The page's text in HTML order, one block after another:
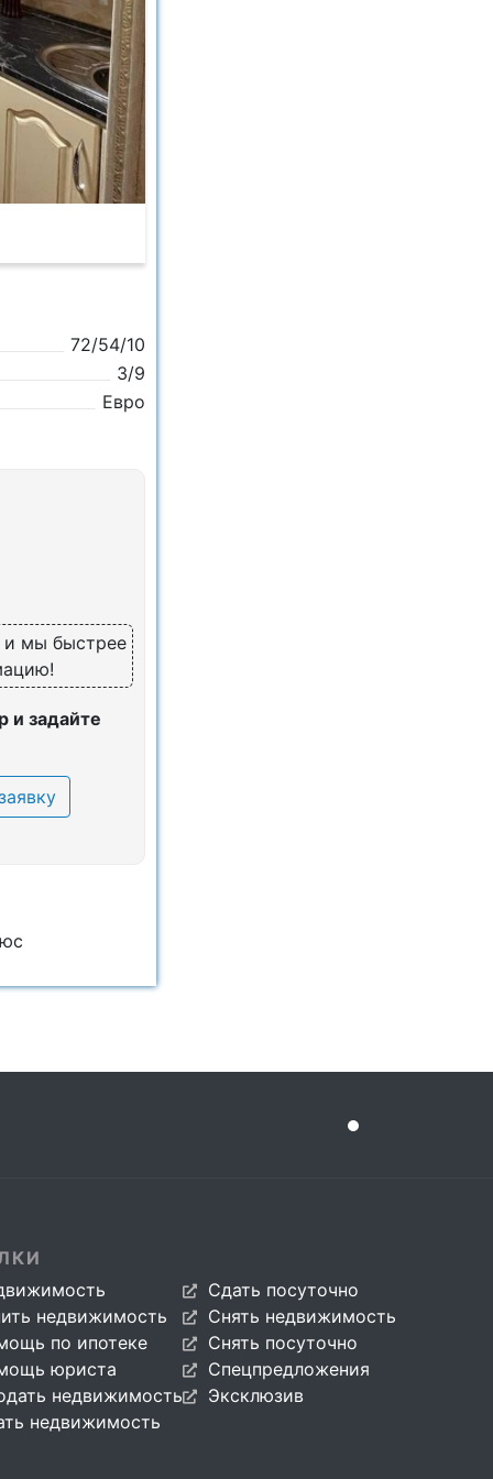
72/54/10
3/9
Евро
и мы быстрее
и задайте
недвижимость
по ипотеке
юриста
недвижимость
недвижимость
Сдать посуточно
Снять недвижимость
Снять посуточно
Спецпредложения
Эксклюзив